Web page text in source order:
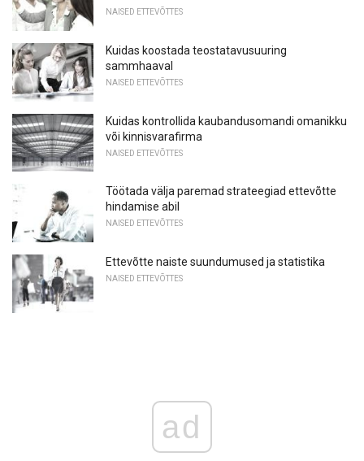
NAISED ETTEVÕTTES
Kuidas koostada teostatavusuuring
sammhaaval
NAISED ETTEVÕTTES
Kuidas kontrollida kaubandusomandi omanikku
või kinnisvarafirma
NAISED ETTEVÕTTES
Töötada välja paremad strateegiad ettevõtte
hindamise abil
NAISED ETTEVÕTTES
Ettevõtte naiste suundumused ja statistika
NAISED ETTEVÕTTES
ad